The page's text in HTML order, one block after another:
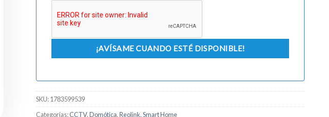
SKU:1783599539
Categorías:CCTV,Domótica,Reolink,Smart Home